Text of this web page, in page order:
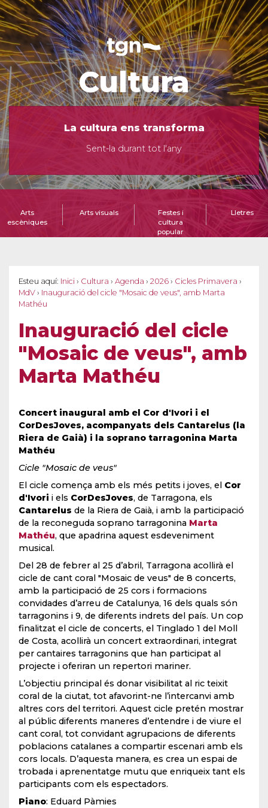
Cultura
La cultura ens transforma
Sent-la durant tot l'any
Arts
escèniques
Arts visuals
Festes i
cultura
popular
Lletres
Esteu aquí: Inici › Cultura › Agenda › 2026 › Cicles Primavera ›
MdV › Inauguració del cicle "Mosaic de veus", amb Marta
Mathéu
Inauguració del cicle
"Mosaic de veus", amb
Marta Mathéu
Concert inaugural amb el Cor d'Ivori i el
CorDesJoves, acompanyats dels Cantarelus (la
Riera de Gaià) i la soprano tarragonina Marta
Mathéu
Cicle "Mosaic de veus"
El cicle comença amb els més petits i joves, el Cor
d'Ivori i els CorDesJoves, de Tarragona, els
Cantarelus de la Riera de Gaià, i amb la participació
de la reconeguda soprano tarragonina Marta
Mathéu, que apadrina aquest esdeveniment
musical.
Del 28 de febrer al 25 d’abril, Tarragona acollirà el
cicle de cant coral "Mosaic de veus" de 8 concerts,
amb la participació de 25 cors i formacions
convidades d’arreu de Catalunya, 16 dels quals són
tarragonins i 9, de diferents indrets del país. Un cop
finalitzat el cicle de concerts, el Tinglado 1 del Moll
de Costa, acollirà un concert extraordinari, integrat
per cantaires tarragonins que han participat al
projecte i oferiran un repertori mariner.
L’objectiu principal és donar visibilitat al ric teixit
coral de la ciutat, tot afavorint-ne l’intercanvi amb
altres cors del territori. Aquest cicle pretén mostrar
al públic diferents maneres d’entendre i de viure el
cant coral, tot convidant agrupacions de diferents
poblacions catalanes a compartir escenari amb els
cors locals. D’aquesta manera, es crea un espai de
trobada i aprenentatge mutu que enriqueix tant els
participants com els espectadors.
Piano: Eduard Pàmies